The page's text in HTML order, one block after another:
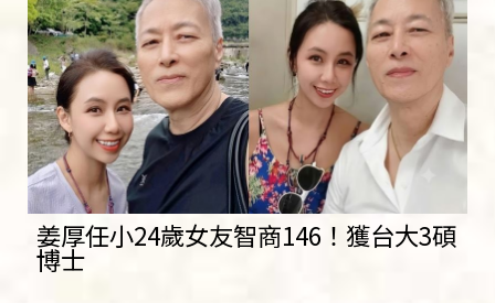
姜厚任小24歲女友智商146！獲台大3碩
博士